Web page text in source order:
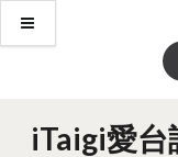
iTaigi愛台